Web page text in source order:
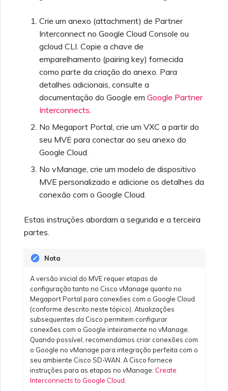
da Megaport
Limites e cotas
Perguntas frequentes da
AWS
Salesforce Express
VMware Cloud
SAP HANA Enterprise
Peering entre nuvens
privadas no MCR
Encerrando um MCR
Check Point CloudGuard
Fortinet FortiGate
Palo Alto Networks
Peplink FusionHub
Perguntas frequentes do
de segurança
Visualizando logs de
atividade
Monitorando eventos de
manutenção e interrupção
Bloqueando serviços da
Carta de Autorização da
Cobrança do MVE
Cobrança de VXC,
Megaport Internet e IX
Onboarding de clientes
Megaport Internet
Criando um MCR
Criando um VXC do MCR
com a API
Criando um VXC para
Azure a partir do MCR
Criando um VXC para
Criando um VXC para
Criando um VXC para
Google a partir do MVE
Alterando uma
configuração de IX
Movendo um VXC e IX
Testando no ambiente de
Responsabilidades de
Perguntas frequentes de
autenticação do Portal da
Perguntas frequentes
sobre descontinuação do
token X-Auth
Perguntas frequentes
Recursos e instruções de
uso do Single Sign-On
Perguntas frequentes
sobre Single Sign-On (SSO)
Próximos passos na
Crie um anexo (attachment) de Partner
Interconnect no Google Cloud Console ou
gcloud CLI. Copie a chave de
emparelhamento (pairing key) fornecida
como parte da criação do anexo. Para
detalhes adicionais, consulte a
documentação do Google em Google Partner
Interconnects
No Megaport Portal, crie um VXC a partir do
seu MVE para conectar ao seu anexo do
Google Cloud.
No vManage, crie um modelo de dispositivo
MVE personalizado e adicione os detalhes da
conexão com o Google Cloud.
Estas instruções abordam a segunda e a terceira
partes.
Nota
A versão inicial do MVE requer etapas de
configuração tanto no Cisco vManage quanto no
Megaport Portal para conexões com o Google Cloud
(conforme descrito neste tópico). Atualizações
subsequentes da Cisco permitem configurar
conexões com o Google inteiramente no vManage.
Quando possível, recomendamos criar conexões com
o Google no vManage para integração perfeita com o
seu ambiente Cisco SD-WAN. A Cisco fornece
instruções para as etapas no vManage: Create
Interconnects to Google Cloud.